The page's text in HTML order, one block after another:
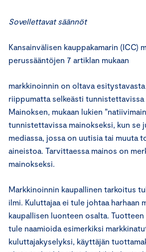
Sovellettavat säännöt
Kansainvälisen kauppakamarin (ICC)
perussääntöjen 7 artiklan mukaan
markkinoinnin on oltava
riippumatta selkeästi tunnistettavissa
Mainoksen, mukaan lukien
tunnistettavissa mainokseksi, kun se
mediassa, jossa on uutisia tai muuta
aineistoa. Tarvittaessa mainos on
mainokseksi.
Markkinoinnin kaupallinen tarkoitus
ilmi. Kuluttajaa ei tule johtaa harhaan
kaupallisen luonteen osalta.
tule naamioida esimerkiksi
kuluttajakyselyksi, käyttäjän